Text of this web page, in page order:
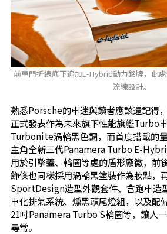
前車門折線底下追加E-Hybrid動力銘牌，此
流線設計。
熟悉Porsche的車迷與讀者應該還記得
正式發表作為未來旗下性能旗艦Turbo
Turbonite渦輪黑色調，而首度搭載的
主角全新三代Panamera Turbo E-
用於引擎蓋、輪圈等處的盾形廠徽，前
飾條也同樣採用渦輪黑塗裝作為妝點，
SportDesign造型外觀套件、含跑車造
車化排氣系統、燻黑頭尾燈組，以及配
21吋Panamera Turbo S輪圈等，讓人
尋常。